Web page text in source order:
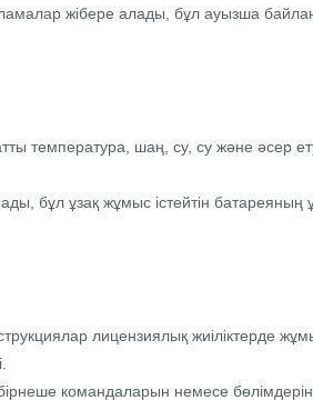
жібере алады, бұл ауызша
температура, шаң, су, су және әсер
бұл ұзақ жұмыс істейтін
лицензиялық жиіліктерде
командаларын немесе бөлімдерін